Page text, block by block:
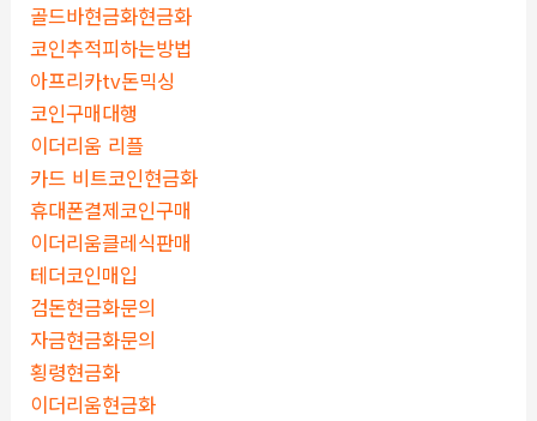
골드바현금화현금화
코인추적피하는방법
아프리카tv돈믹싱
코인구매대행
이더리움 리플
카드 비트코인현금화
휴대폰결제코인구매
이더리움클레식판매
테더코인매입
검돈현금화문의
자금현금화문의
횡령현금화
이더리움현금화